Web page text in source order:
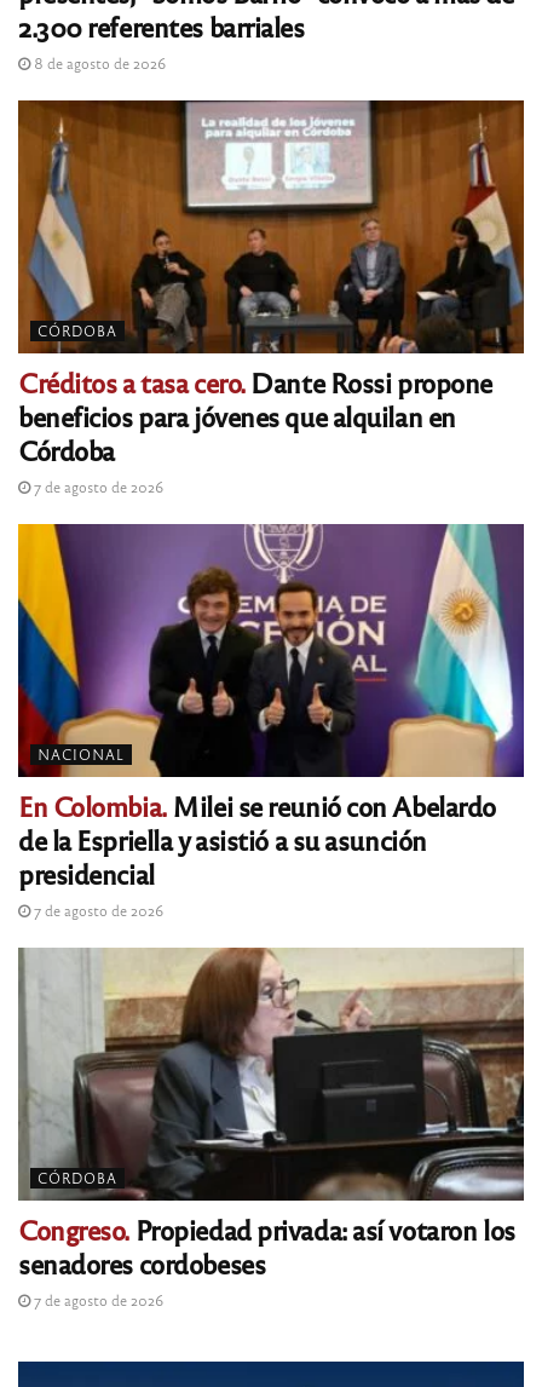
2.300 referentes barriales
8 de agosto de 2026
CÓRDOBA
Créditos a tasa cero.Dante Rossi propone
beneficios para jóvenes que alquilan en
Córdoba
7 de agosto de 2026
NACIONAL
En Colombia.Milei se reunió con Abelardo
de la Espriella y asistió a su asunción
presidencial
7 de agosto de 2026
CÓRDOBA
Congreso. Propiedad privada: así votaron los
senadores cordobeses
7 de agosto de 2026